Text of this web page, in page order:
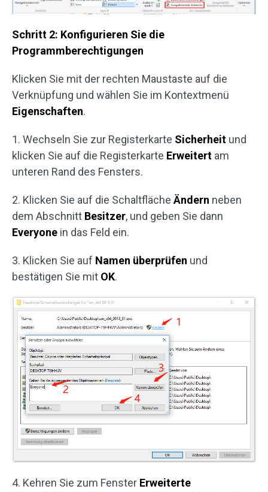
Schritt 2: Konfigurieren Sie die
Programmberechtigungen
Klicken Sie mit der rechten Maustaste auf die
Verknüpfung und wählen Sie im Kontextmenü
Eigenschaften.
1. Wechseln Sie zur Registerkarte Sicherheit und
klicken Sie auf die Registerkarte Erweitert am
unteren Rand des Fensters.
2. Klicken Sie auf die Schaltfläche Ändern neben
dem Abschnitt Besitzer, und geben Sie dann
Everyone in das Feld ein.
3. Klicken Sie auf Namen überprüfen und
bestätigen Sie mit OK.
4. Kehren Sie zum Fenster Erweiterte